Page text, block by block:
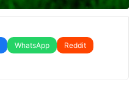
WhatsApp
Reddit